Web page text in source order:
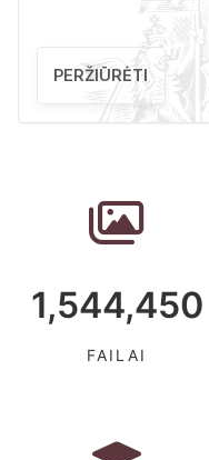
PERŽIŪRĖTI
1,544,450
FAILAI